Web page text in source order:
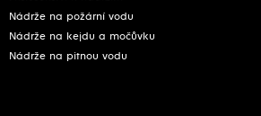
Nádrže na požární vodu
Nádrže na kejdu a močůvku
Nádrže na pitnou vodu